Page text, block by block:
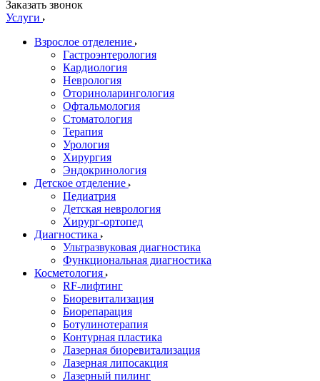
Заказать звонок
Услуги
Взрослое отделение
Гастроэнтерология
Кардиология
Неврология
Оториноларингология
Офтальмология
Стоматология
Терапия
Урология
Хирургия
Эндокринология
Детское отделение
Педиатрия
Детская неврология
Хирург-ортопед
Диагностика
Ультразвуковая диагностика
Функциональная диагностика
Косметология
RF-лифтинг
Биоревитализация
Биорепарация
Ботулинотерапия
Контурная пластика
Лазерная биоревитализация
Лазерная липосакция
Лазерный пилинг